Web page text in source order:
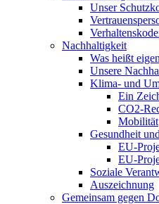
Unser
Nachhaltigkeit
Was heißt
Unsere
Klima- und
Ein
CO2-
Mobilität
Gesundheit
EU-
EU-
Soziale
Auszeichnung
Gemeinsam gegen